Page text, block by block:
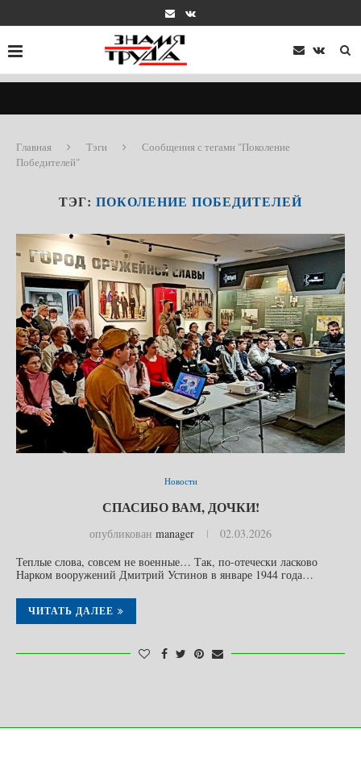
Главная Тэги
Сообщения с тегами "Поколение
Победителей"
ТЭГ: ПОКОЛЕНИЕ ПОБЕДИТЕЛЕЙ
Новости
СПАСИБО ВАМ, ДОЧКИ!
опубликован manager
02.03.2026
Теплые слова, совсем не военные… Так, по-отечески ласково
Нарком вооружений Дмитрий Устинов в январе 1944 года…
ЧИТАТЬ ДАЛЕЕ